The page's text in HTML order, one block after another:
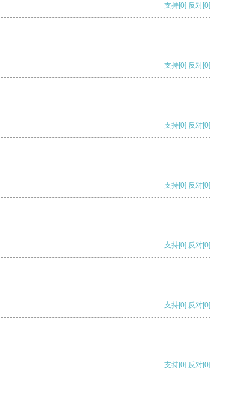
支持[0] 反对[0]
支持[0] 反对[0]
支持[0] 反对[0]
支持[0] 反对[0]
支持[0] 反对[0]
支持[0] 反对[0]
支持[0] 反对[0]